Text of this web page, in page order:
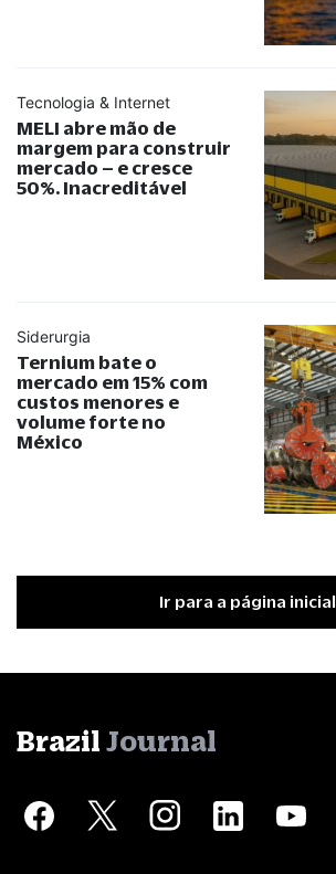
Tecnologia & Internet
MELI abre mão de
margem para construir
mercado – e cresce
50%. Inacreditável
Siderurgia
Ternium bate o
mercado em 15% com
custos menores e
volume forte no
México
Ir para a página inicial
Brazil Journal